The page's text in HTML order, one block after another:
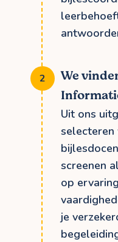
We
Uit ons
selecteren
screenen
op
je